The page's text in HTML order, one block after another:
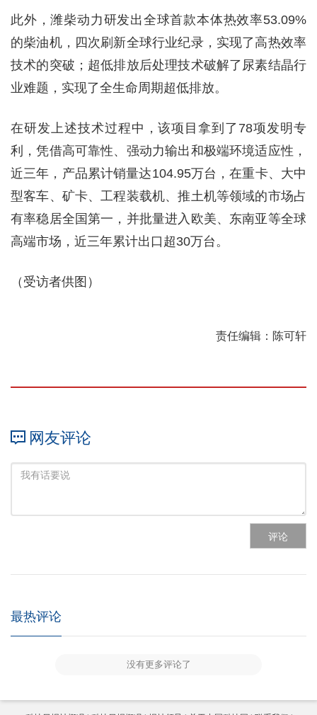
此外，潍柴动力研发出全球首款本体热效率53.09%
的柴油机，四次刷新全球行业纪录，实现了高热效率
技术的突破；超低排放后处理技术破解了尿素结晶行
业难题，实现了全生命周期超低排放。
在研发上述技术过程中，该项目拿到了78项发明专
利，凭借高可靠性、强动力输出和极端环境适应性，
近三年，产品累计销量达104.95万台，在重卡、大中
型客车、矿卡、工程装载机、推土机等领域的市场占
有率稳居全国第一，并批量进入欧美、东南亚等全球
高端市场，近三年累计出口超30万台。
（受访者供图）
责任编辑：陈可轩
网友评论
评论
最热评论
没有更多评论了